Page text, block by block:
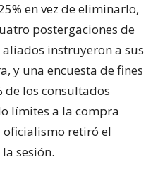
en vez de eliminarlo,
postergaciones de
instruyeron a sus
y una encuesta de fines
los consultados
límites a la compra
oficialismo retiró el
sesión.